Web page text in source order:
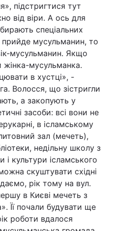
Війна
Політика
Світ
Наука
підстригтися тут
від віри. А ось для
спеціальних
мусульманин, то
мусульманин. Якщо
жінка-мусульманка.
в хустці», -
Волосся, що зістригли
а закопують у
засоби: всі вони не
в ісламському
зал (мечеть),
недільну школу з
і культури ісламського
скуштувати східні
рік тому на вул.
в Києві мечеть з
Її почали будувати ще
роботи вдалося